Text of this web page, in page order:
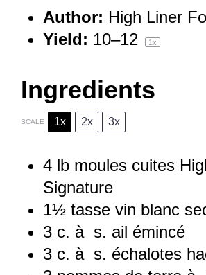
Author: High Liner
Yield: 10–12 1x
Ingredients
SCALE 1x 2x 3x
4 lb moules cuites
Signature
1½ tasse vin blanc
3 c. à s. ail émincé
3 c. à s. échalotes